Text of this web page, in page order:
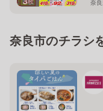
奈
奈良市のチラシ